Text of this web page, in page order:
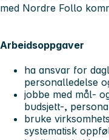
med Nordre Follo
Arbeidsoppgaver
ha ansvar for
personalledelse
jobbe med mål-
budsjett-,
bruke
systematisk